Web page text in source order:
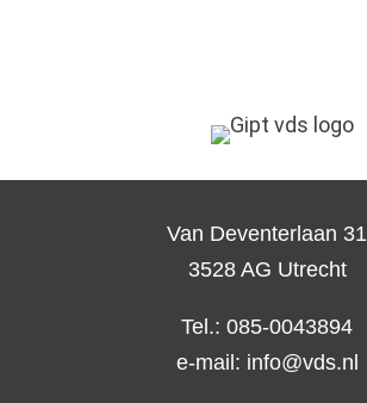
Van Deventerlaan 31
3528 AG Utrecht
Tel.: 085-0043894
e-mail: info@vds.nl